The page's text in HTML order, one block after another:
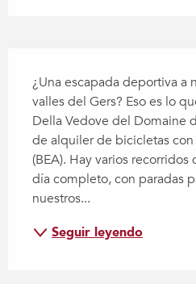
¿Una escapada deportiva a
valles del Gers? Eso es lo
Della Vedove del Domaine
de alquiler de bicicletas
(BEA). Hay varios
día completo, con paradas
nuestros...
Seguir leyendo